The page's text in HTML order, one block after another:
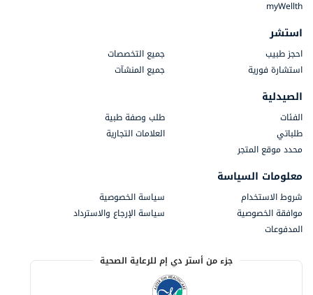
myWellth
استشر
احجز طبيب
جميع التخصصات
استشارة فورية
جميع المنشآت
الصيدلية
الفئات
طلب وصفة طبية
طلباتي
العلامات التجارية
محدد موقع المتجر
معلومات السياسة
شروط الاستخدام
سياسة الخصوصية
موافقة الخصوصية
سياسة الإرجاع والاسترداد
المدفوعات
جزء من أستر دي إم للرعاية الصحية